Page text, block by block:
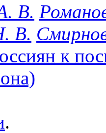
В.
В.
к
.